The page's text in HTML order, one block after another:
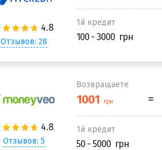
Отзывов: 28
1й кредит
100 - 3000
Отзывов: 5
Возвращаете
1й кредит
50 - 5000